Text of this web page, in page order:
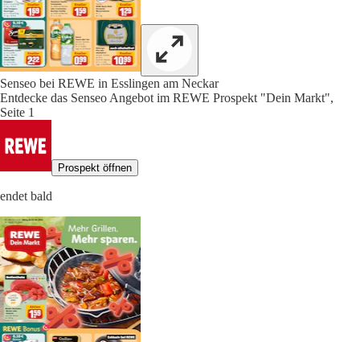
Senseo bei REWE in Esslingen am Neckar
Entdecke das Senseo Angebot im REWE Prospekt "Dein Markt",
Seite 1
Prospekt öffnen
endet bald